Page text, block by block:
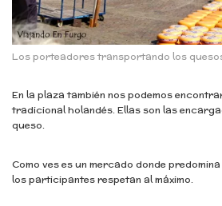
Los porteadores transportando los
En la plaza también nos podemos
tradicional holandés. Ellas son las
queso.
Como ves es un mercado donde
los participantes respetan al máximo.